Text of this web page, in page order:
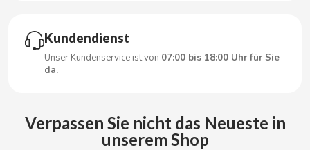
CLIPPER
COCACOLA
Kundendienst
Unser Kundenservice ist von 07:00 bis 18:00 Uhr für Sie
da.
Verpassen Sie nicht das Neueste in
unserem Shop